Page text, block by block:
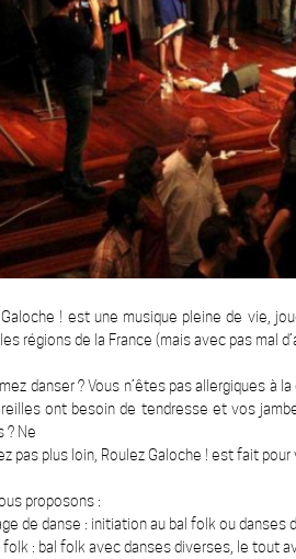
Galoche ! est une musique pleine de vie,
régions de la France (mais avec pas mal
danser ? Vous n’êtes pas allergiques à
ont besoin de tendresse et vos
? Ne
pas plus loin, Roulez Galoche ! est fait pour
proposons :
de danse : initiation au bal folk ou danses
folk : bal folk avec danses diverses, le tout